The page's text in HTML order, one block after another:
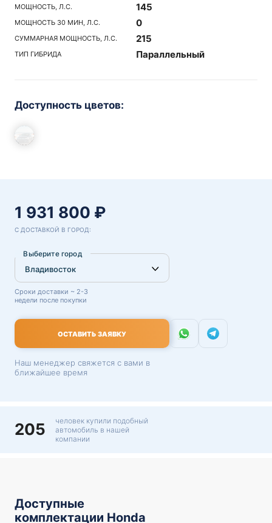
МОЩНОСТЬ, Л.С. 145
МОЩНОСТЬ 30 МИН, Л.С. 0
СУММАРНАЯ МОЩНОСТЬ, Л.С. 215
ТИП ГИБРИДА Параллельный
Доступность цветов:
1 931 800 ₽
С ДОСТАВКОЙ В ГОРОД:
Выберите город
Сроки доставки ~ 2-3
недели после покупки
ОСТАВИТЬ ЗАЯВКУ
Наш менеджер свяжется с вами в
ближайшее время
205
человек купили подобный
автомобиль в нашей
компании
Доступные
комплектации Honda